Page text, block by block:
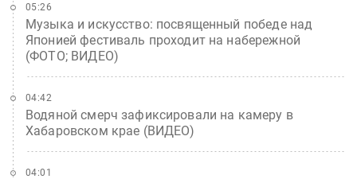
Музыка и искусство: посвященный победе над
Японией фестиваль проходит на набережной
(ФОТО; ВИДЕО)
05:26
Водяной смерч зафиксировали на камеру в
Хабаровском крае (ВИДЕО)
04:42
04:01